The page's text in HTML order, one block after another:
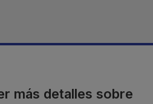
más detalles sobre